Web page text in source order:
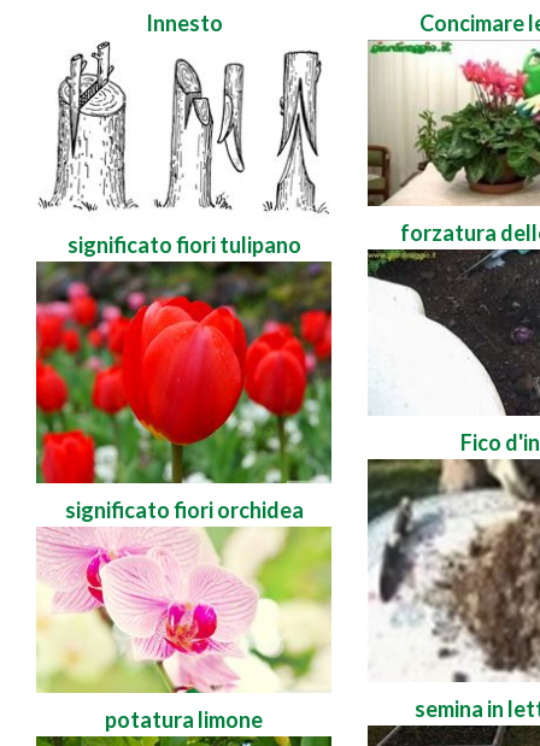
Innesto
significato fiori tulipano
significato fiori orchidea
potatura limone
Concimare
forzatura
Fico
semina in